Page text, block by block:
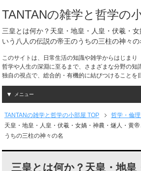
TANTANの雑学と哲学の
三皇とは何か？天皇・地皇・人皇・伏羲・
いう八人の伝説の帝王のうちの三柱の神々の
このサイトは、日常生活の知識や雑学からはじまり
哲学や人生の深淵に至るまで、さまざまな分野の知
独自の視点で、総合的・有機的に結びつけることを
メニュー
TANTANの雑学と哲学の小部屋 TOP 哲学・倫
天皇・地皇・人皇・伏羲・女媧・神農・燧人・黄
うちの三柱の神々の名
三皇とは何か？天皇・地皇